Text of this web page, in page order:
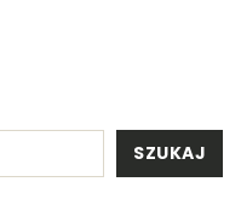
SZUKAJ